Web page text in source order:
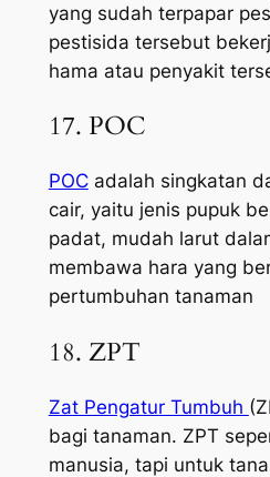
yang sudah terpapar
pestisida tersebut
hama atau penyakit
17. POC
POCadalah singkatan
cair, yaitu jenis pupuk
padat, mudah larut
membawa hara yang
pertumbuhan tanaman
18. ZPT
Zat Pengatur Tumbuh
bagi tanaman. ZPT
manusia, tapi untuk